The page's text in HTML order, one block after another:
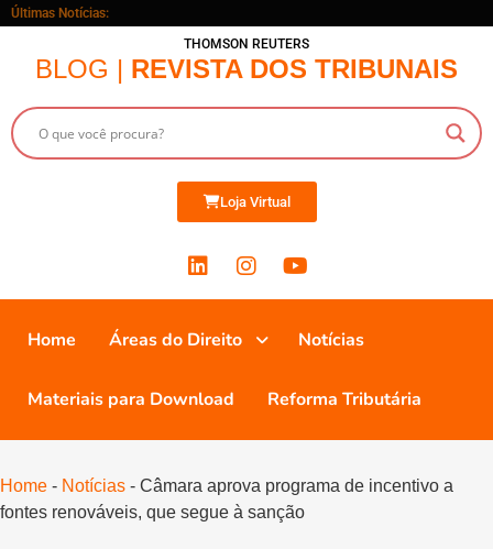
Últimas Notícias:
THOMSON REUTERS
BLOG | REVISTA DOS TRIBUNAIS
Loja Virtual
Home Áreas do Direito Notícias
Materiais para Download Reforma Tributária
Home - Notícias - Câmara aprova programa de incentivo a
fontes renováveis, que segue à sanção